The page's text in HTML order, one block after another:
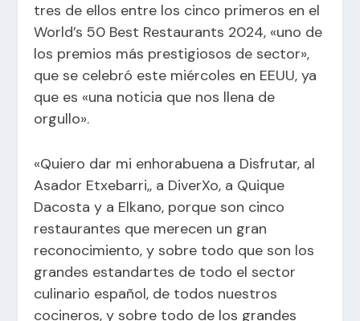
tres de ellos entre los cinco primeros en el
World’s 50 Best Restaurants 2024, «uno de
los premios más prestigiosos de sector»,
que se celebró este miércoles en EEUU, ya
que es «una noticia que nos llena de
orgullo».
«Quiero dar mi enhorabuena a Disfrutar, al
Asador Etxebarri,, a DiverXo, a Quique
Dacosta y a Elkano, porque son cinco
restaurantes que merecen un gran
reconocimiento, y sobre todo que son los
grandes estandartes de todo el sector
culinario español, de todos nuestros
cocineros, y sobre todo de los grandes